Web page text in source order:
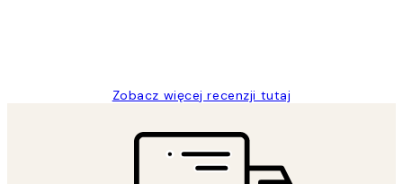
Zobacz więcej recenzji tutaj